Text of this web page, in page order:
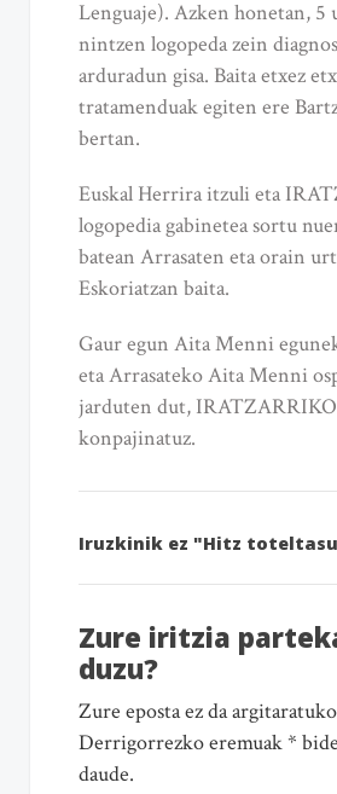
Lenguaje). Azken honetan, 5
nintzen logopeda zein
arduradun gisa. Baita etxez
tratamenduak egiten ere
bertan.
Euskal Herrira itzuli eta
logopedia gabinetea sortu
batean Arrasaten eta orain
Eskoriatzan baita.
Gaur egun Aita Menni
eta Arrasateko Aita Menni
jarduten dut,
konpajinatuz.
Iruzkinik ez "Hitz
Zure iritzia
duzu?
Zure eposta ez da
Derrigorrezko eremuak *
daude.